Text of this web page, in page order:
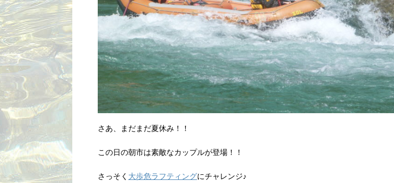
さあ、まだまだ夏休み！！
この日の朝市は素敵なカップルが登場！！
さっそく 大歩危ラフティングにチャレンジ♪